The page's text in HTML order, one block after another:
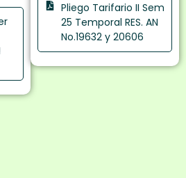
Pliego Tarifario II Sem
25 Temporal RES. AN
No.19632 y 20606